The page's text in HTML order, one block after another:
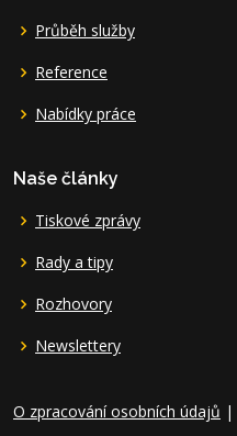
Průběh služby
Reference
Nabídky práce
Naše články
Tiskové zprávy
Rady a tipy
Rozhovory
Newslettery
O zpracování osobních údajů |